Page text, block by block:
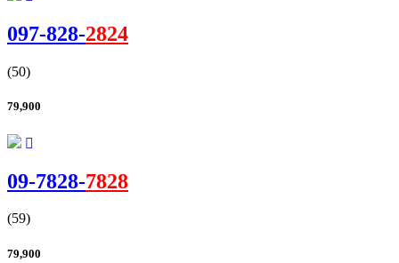
097-828-2824
(50)
79,900
09-7828-7828
(59)
79,900